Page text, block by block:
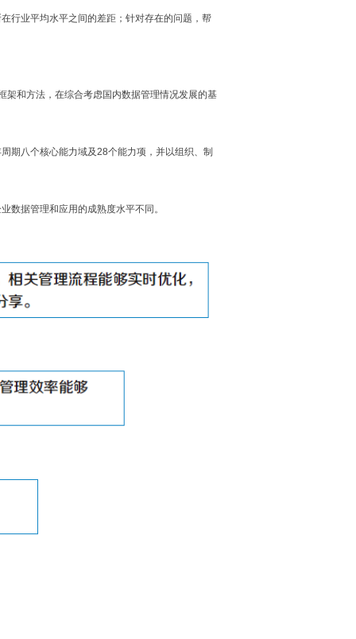
行业平均水平之间的差距；针对存在的问题，帮
架和方法，在综合考虑国内数据管理情况发展的基
期八个核心能力域及28个能力项，并以组织、制
数据管理和应用的成熟度水平不同。